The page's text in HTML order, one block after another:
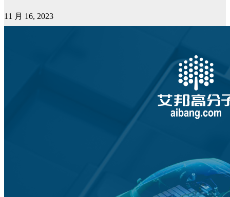
11 月 16, 2023